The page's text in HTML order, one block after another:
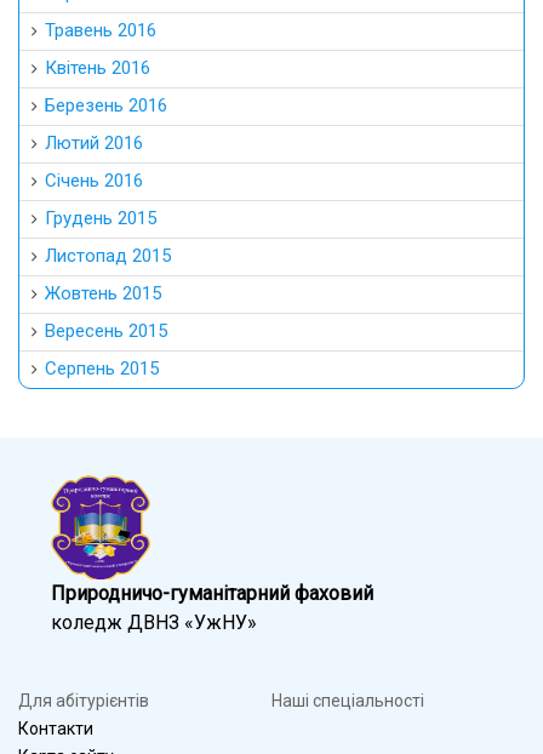
Травень 2016
Квітень 2016
Березень 2016
Лютий 2016
Січень 2016
Грудень 2015
Листопад 2015
Жовтень 2015
Вересень 2015
Серпень 2015
Природничо-гуманітарний фаховий
коледж ДВНЗ «УжНУ»
Для абітурієнтів
Контакти
Наші спеціальності